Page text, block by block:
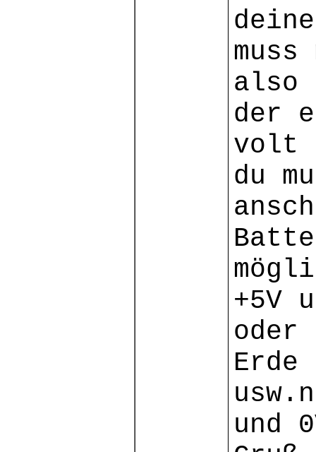
also
der
volt
du
+5V
oder
Erde
und